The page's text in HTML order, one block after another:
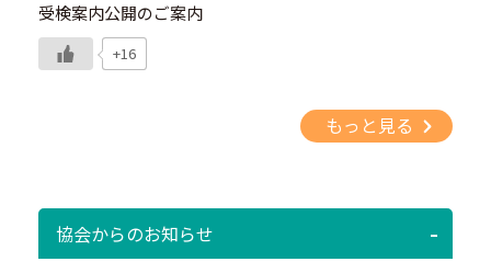
受検案内公開のご案内
+16
もっと見る
協会からのお知らせ